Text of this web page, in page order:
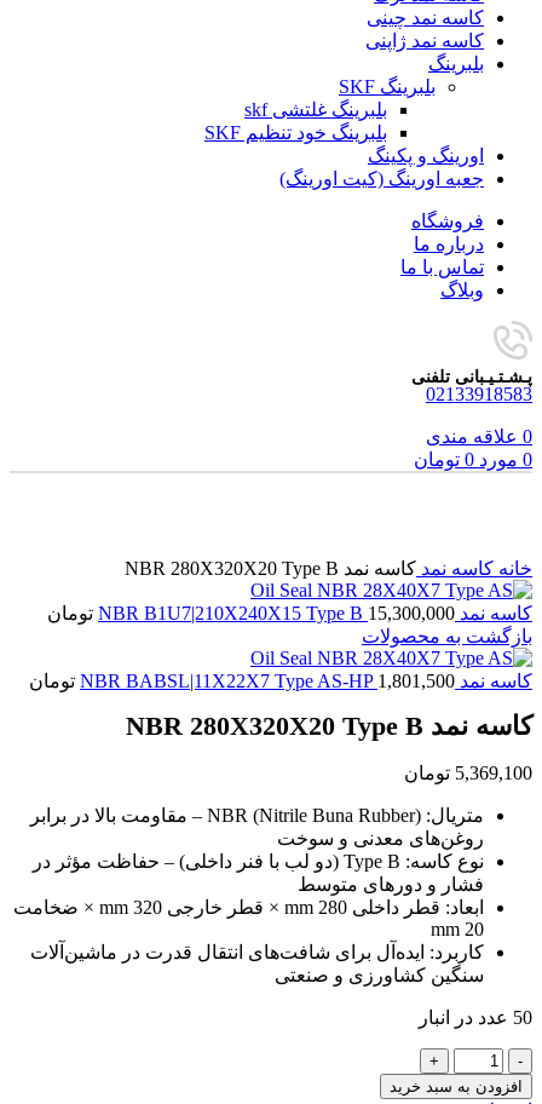
کاسه نمد چینی
کاسه نمد ژاپنی
بلبرینگ
بلبرینگ SKF
بلبرینگ غلتشی skf
بلبرینگ خود تنظیم SKF
اورینگ و پکینگ
جعبه اورینگ (کیت اورینگ)
فروشگاه
درباره ما
تماس با ما
وبلاگ
پـشـتـیـبانی تلفنی
02133918583
0 علاقه مندی
0 مورد 0 تومان
خانه کاسه نمد کاسه نمد NBR 280X320X20 Type B
کاسه نمد NBR B1U7|210X240X15 Type B 15,300,000
تومان
بازگشت به محصولات
کاسه نمد NBR BABSL|11X22X7 Type AS-HP 1,801,500 تومان
کاسه نمد NBR 280X320X20 Type B
5,369,100 تومان
متریال: NBR (Nitrile Buna Rubber) – مقاومت بالا در برابر
روغن‌های معدنی و سوخت
نوع کاسه: Type B (دو لب با فنر داخلی) – حفاظت مؤثر در
فشار و دورهای متوسط
ابعاد: قطر داخلی 280 mm × قطر خارجی 320 mm × ضخامت
20 mm
کاربرد: ایده‌آل برای شافت‌های انتقال قدرت در ماشین‌آلات
سنگین کشاورزی و صنعتی
50 عدد در انبار
کاسه
نمد
افزودن به سبد خرید